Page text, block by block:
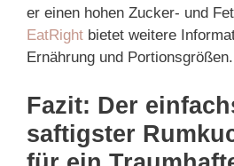
er einen hohen Zucker- und
EatRight bietet weitere
Ernährung und Portionsgrößen.
Fazit: Der
saftigster